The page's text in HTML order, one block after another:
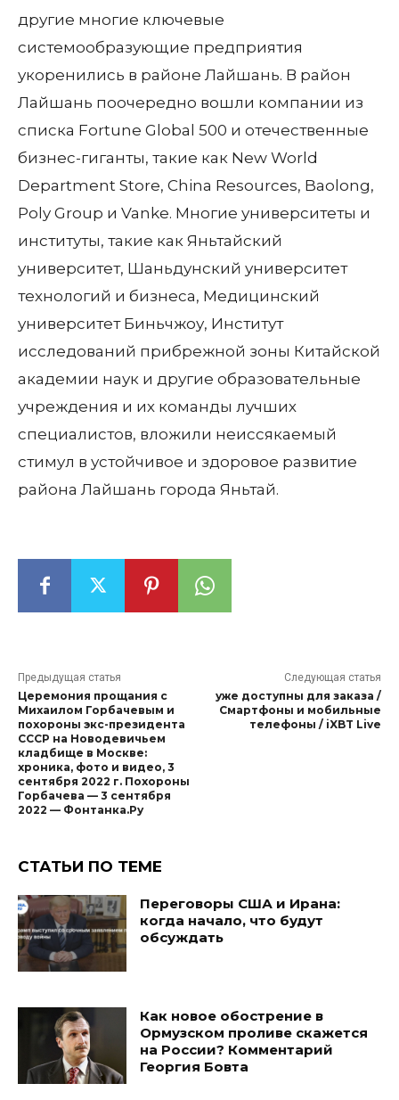
другие многие ключевые
системообразующие предприятия
укоренились в районе Лайшань. В район
Лайшань поочередно вошли компании из
списка Fortune Global 500 и отечественные
бизнес-гиганты, такие как New World
Department Store, China Resources, Baolong,
Poly Group и Vanke. Многие университеты и
институты, такие как Яньтайский
университет, Шаньдунский университет
технологий и бизнеса, Медицинский
университет Биньчжоу, Институт
исследований прибрежной зоны Китайской
академии наук и другие образовательные
учреждения и их команды лучших
специалистов, вложили неиссякаемый
стимул в устойчивое и здоровое развитие
района Лайшань города Яньтай.
Предыдущая статья
Церемония прощания с
Михаилом Горбачевым и
похороны экс-президента
СССР на Новодевичьем
кладбище в Москве:
хроника, фото и видео, 3
сентября 2022 г. Похороны
Горбачева — 3 сентября
2022 — Фонтанка.Ру
Следующая статья
уже доступны для заказа /
Смартфоны и мобильные
телефоны / iXBT Live
СТАТЬИ ПО ТЕМЕ
Переговоры США и Ирана:
когда начало, что будут
обсуждать
Как новое обострение в
Ормузском проливе скажется
на России? Комментарий
Георгия Бовта